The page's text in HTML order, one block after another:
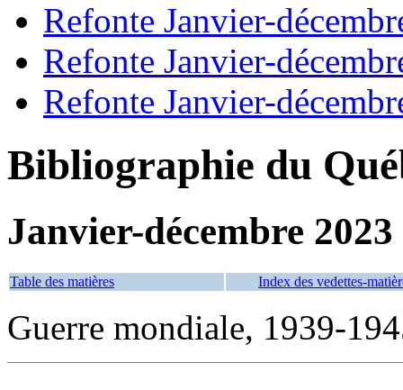
Refonte Janvier-
Refonte Janvier-
Refonte Janvier-
Bibliographie du
Janvier-décembre 2023
Table des matières Index des vedettes-
Guerre mondiale, 1939-